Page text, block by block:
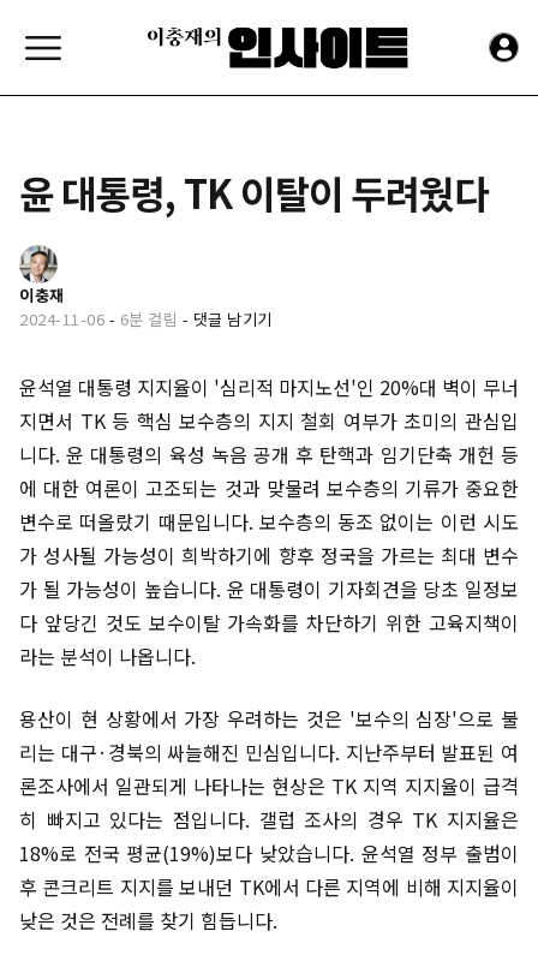
윤 대통령, TK 이탈이 두려웠다
이충재
2024-11-06 - 6분 걸림 - 댓글 남기기
윤석열 대통령 지지율이 '심리적 마지노선'인 20%대 벽이 무너
지면서 TK 등 핵심 보수층의 지지 철회 여부가 초미의 관심입
니다. 윤 대통령의 육성 녹음 공개 후 탄핵과 임기단축 개헌 등
에 대한 여론이 고조되는 것과 맞물려 보수층의 기류가 중요한
변수로 떠올랐기 때문입니다. 보수층의 동조 없이는 이런 시도
가 성사될 가능성이 희박하기에 향후 정국을 가르는 최대 변수
가 될 가능성이 높습니다. 윤 대통령이 기자회견을 당초 일정보
다 앞당긴 것도 보수이탈 가속화를 차단하기 위한 고육지책이
라는 분석이 나옵니다.
용산이 현 상황에서 가장 우려하는 것은 '보수의 심장'으로 불
리는 대구·경북의 싸늘해진 민심입니다. 지난주부터 발표된 여
론조사에서 일관되게 나타나는 현상은 TK 지역 지지율이 급격
히 빠지고 있다는 점입니다. 갤럽 조사의 경우 TK 지지율은
18%로 전국 평균(19%)보다 낮았습니다. 윤석열 정부 출범이
후 콘크리트 지지를 보내던 TK에서 다른 지역에 비해 지지율이
낮은 것은 전례를 찾기 힘듭니다.